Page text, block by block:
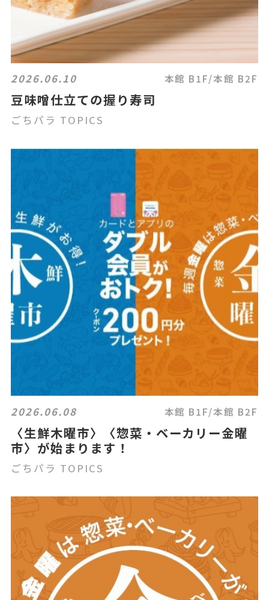
2026.06.10 本館 B1F/本館 B2F
豆味噌仕立ての握り寿司
ごちパラ TOPICS
2026.06.08 本館 B1F/本館 B2F
〈生鮮木曜市〉〈惣菜・ベーカリー金曜
市〉が始まります！
ごちパラ TOPICS